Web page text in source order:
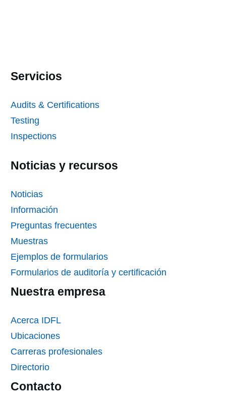
Servicios
Audits & Certifications
Testing
Inspections
Noticias y recursos
Noticias
Información
Preguntas frecuentes
Muestras
Ejemplos de formularios
Formularios de auditoría y certificación
Nuestra empresa
Acerca IDFL
Ubicaciones
Carreras profesionales
Directorio
Contacto